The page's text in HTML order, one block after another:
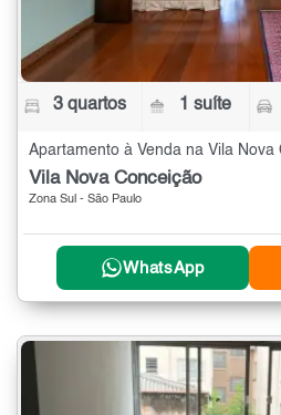
3 quartos 1 suíte
Vila Nova Conceição
Zona Sul - São Paulo
WhatsApp